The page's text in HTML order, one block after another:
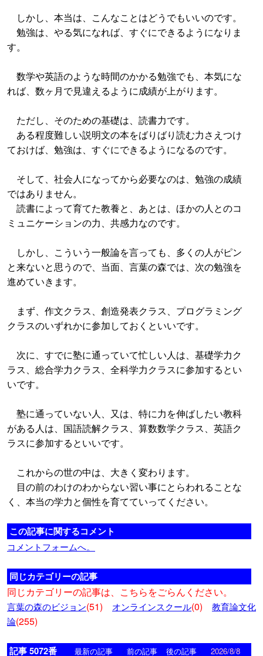
しかし、本当は、こんなことはどうでもいいのです。
勉強は、やる気になれば、すぐにできるようになりま
す。
数学や英語のような時間のかかる勉強でも、本気にな
れば、数ヶ月で見違えるように成績が上がります。
ただし、そのための基礎は、読書力です。
ある程度難しい説明文の本をばりばり読む力さえつけ
ておけば、勉強は、すぐにできるようになるのです。
そして、社会人になってから必要なのは、勉強の成績
ではありません。
読書によって育てた教養と、あとは、ほかの人とのコ
ミュニケーションの力、共感力なのです。
しかし、こういう一般論を言っても、多くの人がピン
と来ないと思うので、当面、言葉の森では、次の勉強を
進めていきます。
まず、作文クラス、創造発表クラス、プログラミング
クラスのいずれかに参加しておくといいです。
次に、すでに塾に通っていて忙しい人は、基礎学力ク
ラス、総合学力クラス、全科学力クラスに参加するとい
いです。
塾に通っていない人、又は、特に力を伸ばしたい教科
がある人は、国語読解クラス、算数数学クラス、英語ク
ラスに参加するといいです。
これからの世の中は、大きく変わります。
目の前のわけのわからない習い事にとらわれることな
く、本当の学力と個性を育てていってください。
この記事に関するコメント
コメントフォームへ。
同じカテゴリーの記事
同じカテゴリーの記事は、こちらをごらんください。
言葉の森のビジョン(51) オンラインスクール(0)
教育論文化
論(255)
記事 5072番 最新の記事 前の記事 後の記事 2026/8/8